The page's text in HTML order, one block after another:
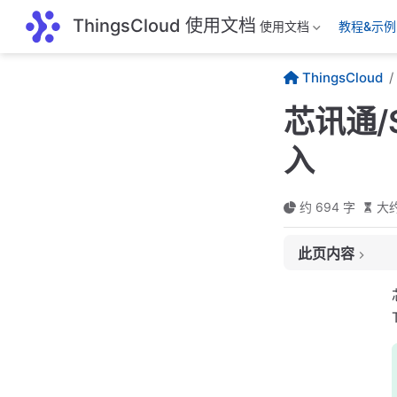
跳至主要內容ThingsCloud 使用文档 使用文档 教程&示例
ThingsCloud
芯讯通/
入
约 694 字 大
此页内容
在控制台创建设备